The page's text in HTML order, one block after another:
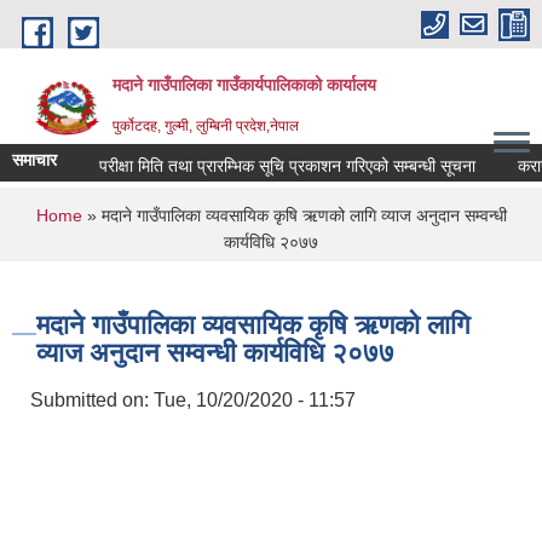
Skip to main content
मदाने गाउँपालिका गाउँकार्यपालिकाको कार्यालय
पुर्कोटदह, गुल्मी, लुम्बिनी प्रदेश,नेपाल
समाचार परीक्षा मिति तथा प्रारम्भिक सूचि प्रकाशन गरिएको सम्बन्धी सूचना
You are here
Home» मदाने गाउँपालिका व्यवसायिक कृषि ऋणको लागि व्याज अनुदान सम्वन्धी
कार्यविधि २०७७
मदाने गाउँपालिका व्यवसायिक कृषि ऋणको लागि
व्याज अनुदान सम्वन्धी कार्यविधि २०७७
Submitted on: Tue, 10/20/2020 - 11:57